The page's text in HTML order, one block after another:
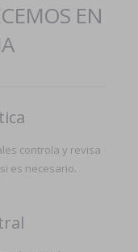
EN
controla y revisa
es necesario.